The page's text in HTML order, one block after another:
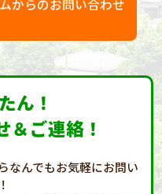
からのお問い合わせ
ん！
＆ご連絡！
なんでもお気軽にお問い